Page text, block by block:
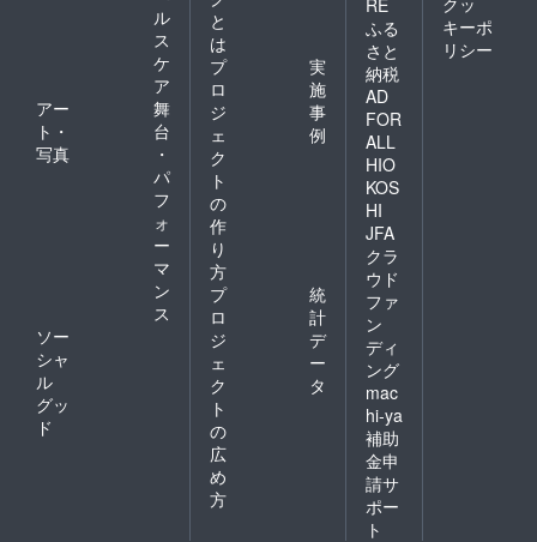
ル
ス
ケ
ア
アー
ト・
写真
舞
台
・
パ
フ
ォ
ー
マ
ン
ス
ソー
シャ
ル
グッ
ド
と
は
プ
ロ
ジ
ェ
ク
ト
の
作
り
方
実
施
事
例
プ
ロ
ジ
ェ
ク
ト
の
広
め
方
統
計
デ
ー
タ
ふる
さと
納税
AD
FOR
ALL
HIO
KOS
HI
JFA
クラ
ウド
ファ
ン
ディ
ング
mac
hi-ya
補助
金申
請サ
ポー
ト
キーポ
リシー